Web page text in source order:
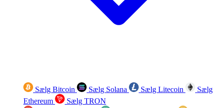
Sælg Bitcoin Sælg Solana Sælg Litecoin
Sælg
Ethereum
Sælg TRON